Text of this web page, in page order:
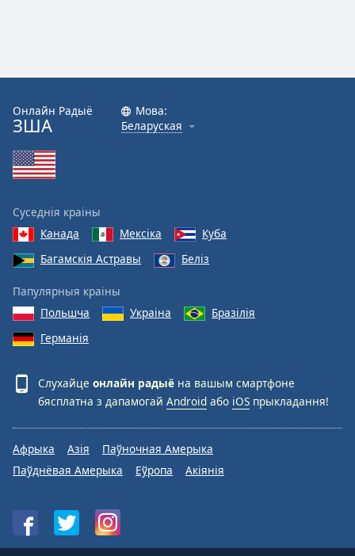
Онлайн Радыё
ЗША
Мова:
Беларуская
Суседнія краіны
Канада
Мексіка
Куба
Багамскія Астравы
Беліз
Папулярныя краіны
Польшча
Украіна
Бразілія
Германія
Слухайце онлайн радыё на вашым смартфоне
бясплатна з дапамогай Android або iOS прыкладання!
Афрыка Азія
Паўночная Амерыка
Паўднёвая Амерыка
Еўропа Акіянія